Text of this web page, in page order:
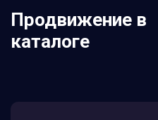
Продвижение в
каталоге